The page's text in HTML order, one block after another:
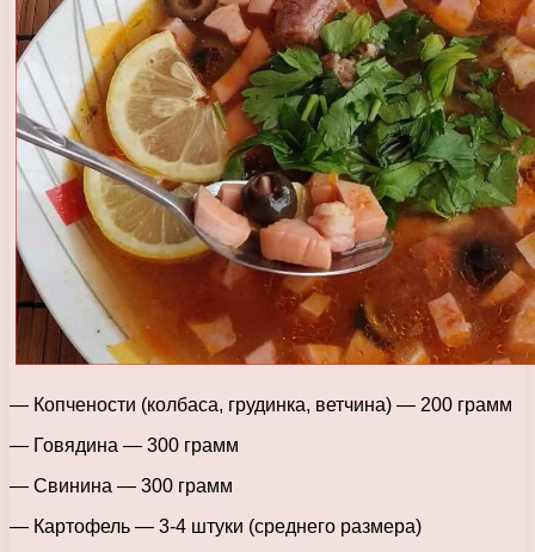
— Копчености (колбаса, грудинка, ветчина) — 200 грамм
— Говядина — 300 грамм
— Свинина — 300 грамм
— Картофель — 3-4 штуки (среднего размера)